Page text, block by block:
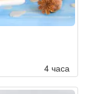
4 часа